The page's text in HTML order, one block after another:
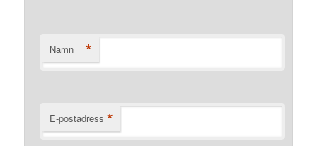
Namn *
E-postadress *